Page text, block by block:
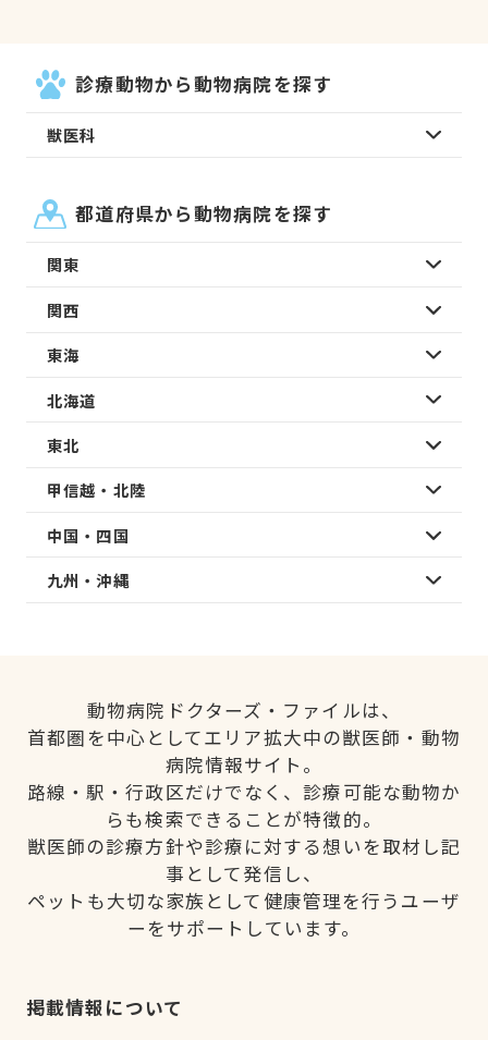
診療動物から動物病院を探す
獣医科
都道府県から動物病院を探す
関東
関西
東海
北海道
東北
甲信越・北陸
中国・四国
九州・沖縄
動物病院ドクターズ・ファイルは、
首都圏を中心としてエリア拡大中の獣医師・動物
病院情報サイト。
路線・駅・行政区だけでなく、診療可能な動物か
らも検索できることが特徴的。
獣医師の診療方針や診療に対する想いを取材し記
事として発信し、
ペットも大切な家族として健康管理を行うユーザ
ーをサポートしています。
掲載情報について